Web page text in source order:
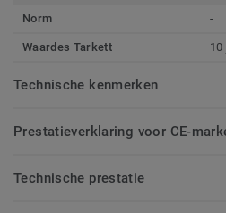
Norm
-
Waardes Tarkett 10
Technische kenmerken
Prestatieverklaring voor CE-
Technische prestatie